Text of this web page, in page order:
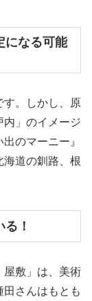
になる可能
す。しかし、原
内」のイメージ
のマーニー』
海道の釧路、根
！
屋敷」は、美術
さんはもとも